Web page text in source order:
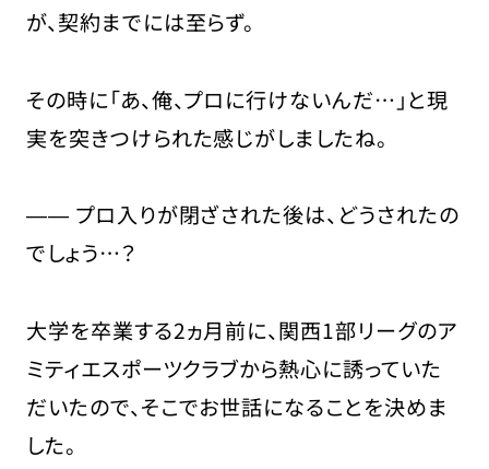
が、契約までには至らず。
その時に「あ、俺、プロに行けないんだ…」と現
実を突きつけられた感じがしましたね。
―― プロ入りが閉ざされた後は、どうされたの
でしょう…？
大学を卒業する2ヵ月前に、関西1部リーグのア
ミティエスポーツクラブから熱心に誘っていた
だいたので、そこでお世話になることを決めま
した。